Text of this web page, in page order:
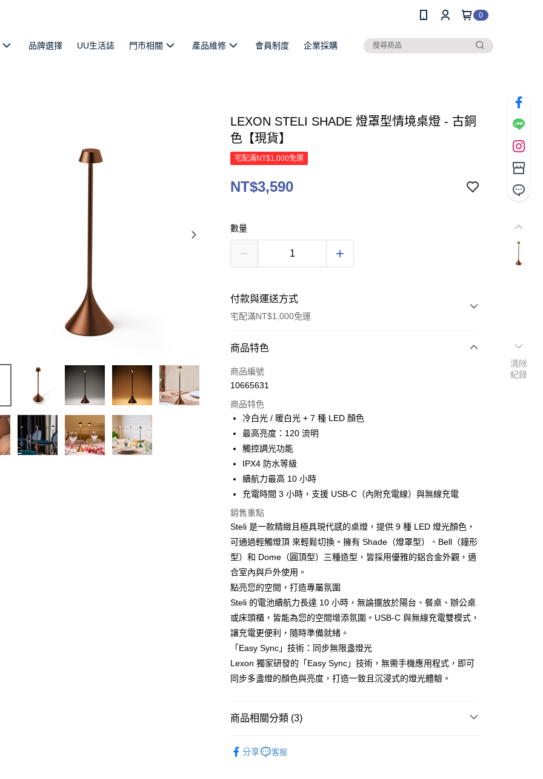
0
品牌選擇 UU生活誌 門市相關 產品維修 會員制度 企業採購
LEXON STELI SHADE 燈罩型情境桌燈 - 古銅
色【現貨】
宅配滿NT$1,000免運
NT$3,590
數量
付款與運送方式
宅配滿NT$1,000免運
付款方式
信用卡一次付款
3 期 0 利率 每期 NT$1,196
合作金庫商業銀行
華南商業銀行
國泰世華商業銀行
臺灣中小企業銀行
匯豐（台灣）商業銀行
華泰商業銀行
聯邦商業銀行
玉山商業銀行
星展（台灣）商業銀行
台新國際商業銀行
中國信託商業銀行
台灣樂天信用卡公司
6 期 0 利率 每期NT$598
合作金庫商業銀行
華南商業銀行
上海商業儲蓄銀行
臺灣中小企業銀行
台中商業銀行
匯豐（台灣）商業銀行
聯邦商業銀行
遠東國際商業銀行
元大商業銀行
永豐商業銀行
台新國際商業銀行
中國信託商業銀行
台灣樂天信用卡公司
LINE Pay
Apple Pay
ATM付款
運送方式
黑貓宅急便
每筆NT$120，滿NT$1,000(含以上)免運費
黑貓宅配(離島)
每筆NT$250，滿NT$2,000(含以上)免運費
付款後門市自取
每筆NT$120，滿NT$1,000(含以上)免運費
商品特色
商品編號
10665631
商品特色
冷白光 / 暖白光 + 7 種 LED 顏色
最高亮度：120 流明
觸控調光功能
IPX4 防水等級
續航力最高 10 小時
充電時間 3 小時，支援 USB-C（內附充電線）與無線充電
銷售重點
Steli 是一款精緻且極具現代感的桌燈，提供 9 種 LED 燈光顏色，
可通過輕觸燈頂 來輕鬆切換。擁有 Shade（燈罩型）、Bell（鐘形
型）和 Dome（圓頂型）三種造型，皆採用優雅的鋁合金外觀，適
合室內與戶外使用。
點亮您的空間，打造專屬氛圍
Steli 的電池續航力長達 10 小時，無論擺放於陽台、餐桌、辦公桌
或床頭櫃，皆能為您的空間增添氛圍。USB-C 與無線充電雙模式，
讓充電更便利，隨時準備就緒。
「Easy Sync」技術：同步無限盞燈光
Lexon 獨家研發的「Easy Sync」技術，無需手機應用程式，即可
同步多盞燈的顏色與亮度，打造一致且沉浸式的燈光體驗。
商品相關分類 (3)
分享 客服
清除
紀錄